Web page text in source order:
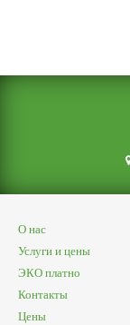
О нас
Услуги и цены
ЭКО платно
Контакты
Цены